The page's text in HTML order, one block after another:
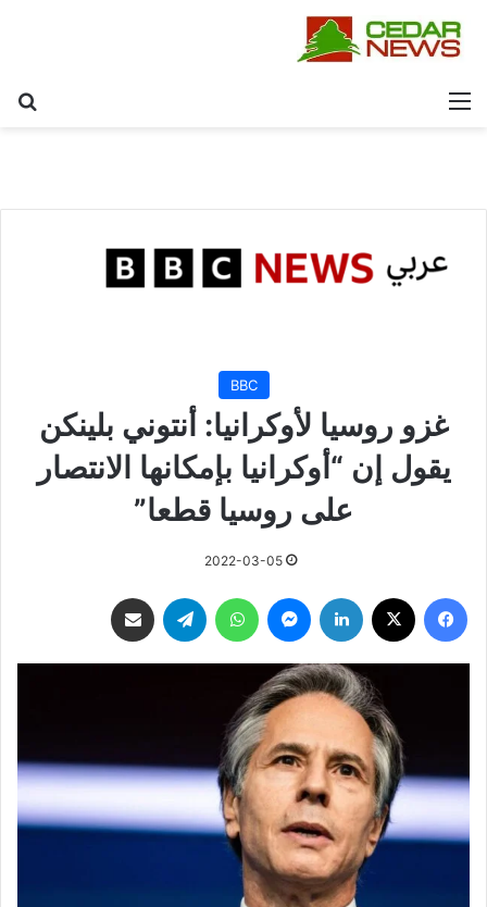
القائمة
BBC
غزو روسيا لأوكرانيا: أنتوني بلينكن
يقول إن “أوكرانيا بإمكانها الانتصار
على روسيا قطعا”
2022-03-05
فيسبوك لينكدإن ماسنجر واتساب تيلقرام